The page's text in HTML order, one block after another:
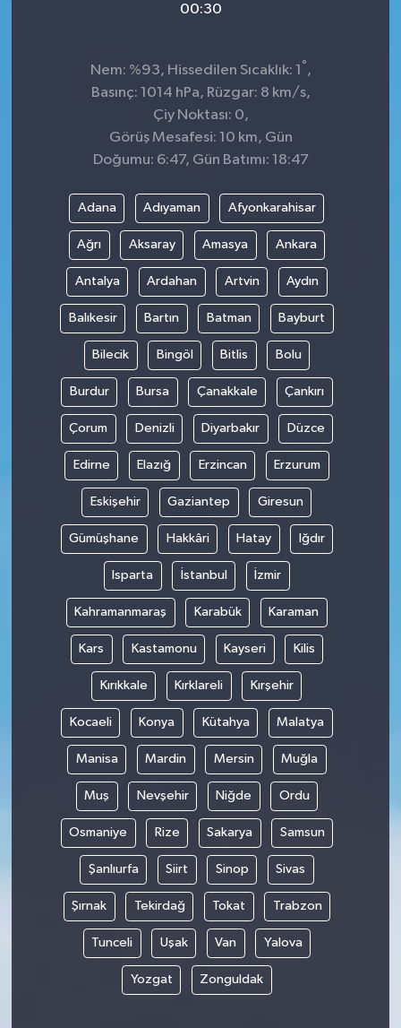
00:30
Nem: %93, Hissedilen Sıcaklık: 1 ° ,
Basınç: 1014 hPa, Rüzgar: 8 km/s,
Çiy Noktası: 0,
Görüş Mesafesi: 10 km, Gün
Doğumu: 6:47, Gün Batımı: 18:47
Adana Adıyaman Afyonkarahisar
Ağrı Aksaray Amasya Ankara
Antalya Ardahan Artvin Aydın
Balıkesir Bartın Batman Bayburt
Bilecik Bingöl Bitlis Bolu
Burdur Bursa Çanakkale Çankırı
Çorum Denizli Diyarbakır Düzce
Edirne Elazığ Erzincan Erzurum
Eskişehir Gaziantep Giresun
Gümüşhane Hakkâri Hatay Iğdır
Isparta İstanbul İzmir
Kahramanmaraş Karabük Karaman
Kars Kastamonu Kayseri Kilis
Kırıkkale Kırklareli Kırşehir
Kocaeli Konya Kütahya Malatya
Manisa Mardin Mersin Muğla
Muş Nevşehir Niğde Ordu
Osmaniye Rize Sakarya Samsun
Şanlıurfa Siirt Sinop Sivas
Şırnak Tekirdağ Tokat Trabzon
Tunceli Uşak Van Yalova
Yozgat Zonguldak